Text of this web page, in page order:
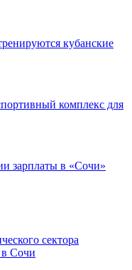
кубанские
комплекс для
зарплаты в «Сочи»
сектора
в Сочи